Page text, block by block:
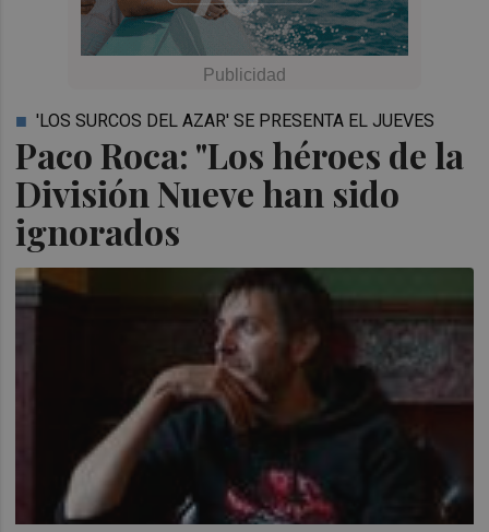
Paco Roca: "Los héroes de la
División Nueve han sido
ignorados
'LOS SURCOS DEL AZAR' SE PRESENTA EL JUEVES